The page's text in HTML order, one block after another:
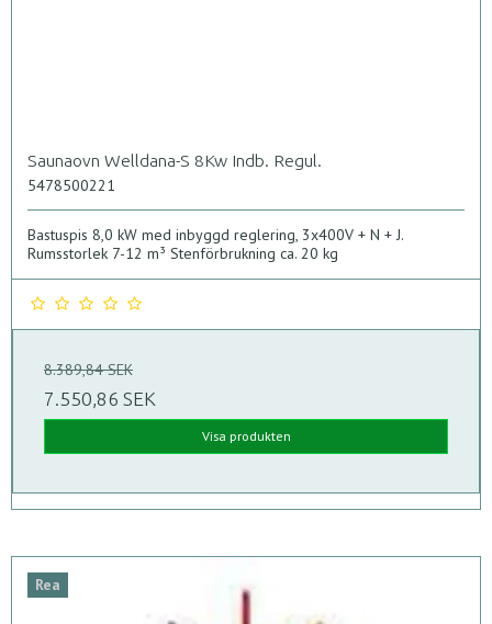
Saunaovn Welldana-S 8Kw Indb. Regul.
5478500221
Bastuspis 8,0 kW med inbyggd reglering, 3x400V + N + J.
Rumsstorlek 7-12 m³ Stenförbrukning ca. 20 kg
8.389,84 SEK
7.550,86 SEK
Visa produkten
Rea